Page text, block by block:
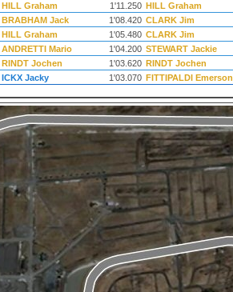
HILL Graham 1'11.250 HILL Graham
BRABHAM Jack 1'08.420 CLARK Jim
HILL Graham 1'05.480 CLARK Jim
ANDRETTI Mario 1'04.200 STEWART Jackie
RINDT Jochen 1'03.620 RINDT Jochen
ICKX Jacky 1'03.070 FITTIPALDI Emerson